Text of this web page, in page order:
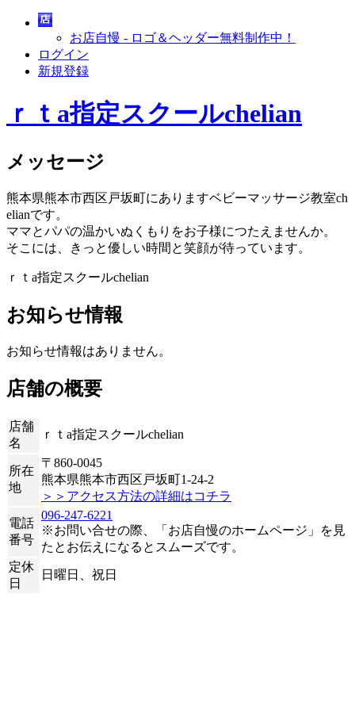
お店自慢 - ロゴ＆ヘッダー無料制作中！
ログイン
新規登録
ｒｔa指定スクールchelian
メッセージ
熊本県熊本市西区戸坂町にありますベビーマッサージ教室ch
elianです。
ママとパパの温かいぬくもりをお子様につたえませんか。
そこには、きっと優しい時間と笑顔が待っています。
ｒｔa指定スクールchelian
お知らせ情報
お知らせ情報はありません。
店舗の概要
店舗
名
ｒｔa指定スクールchelian
所在
地
〒860-0045
熊本県熊本市西区戸坂町1-24-2
＞＞アクセス方法の詳細はコチラ
電話
番号
096-247-6221
※お問い合せの際、「お店自慢のホームページ」を見
たとお伝えになるとスムーズです。
定休
日
日曜日、祝日